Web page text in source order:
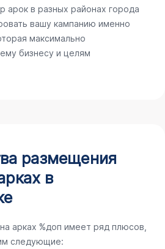
арок в разных районах города
вашу кампанию именно
максимально
бизнесу и целям
размещения
в
арках %доп имеет ряд плюсов,
следующие: